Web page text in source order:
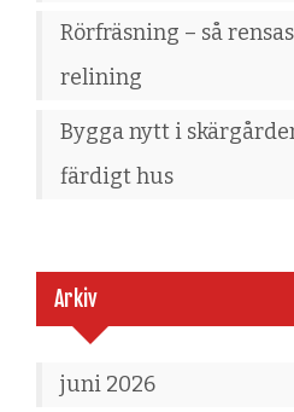
Rörfräsning – så
relining
Bygga nytt i
färdigt hus
Arkiv
juni 2026